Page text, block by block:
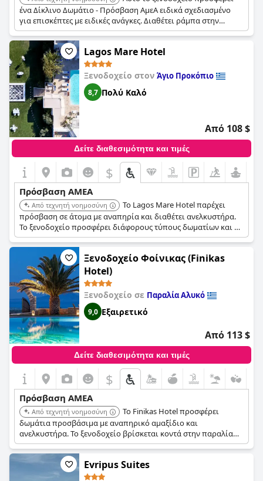
ένα Δίκλινο Δωμάτιο - Πρόσβαση ΑμεΑ ειδικά σχεδιασμένο
για επισκέπτες με ειδικές ανάγκες. Διαθέτει ράμπα στην
είσοδο και μπάνιο σχεδιασμένο για προσβασιμότητα. Το
δωμάτιο περιλαμβάνει ένα ευρύχωρο υπνοδωμάτιο και ένα
ιδιωτικό επιπλωμένο μπαλκόνι.
Lagos Mare Hotel
Ξενοδοχείο στον Άγιο Προκόπιο
8,7 Πολύ Καλό
Από 108 $
Δείτε διαθεσιμότητα και τιμές
$
Πρόσβαση ΑΜΕΑ
Από τεχνητή νοημοσύνη
Το Lagos Mare Hotel παρέχει
πρόσβαση σε άτομα με αναπηρία και διαθέτει ανελκυστήρα.
Το ξενοδοχείο προσφέρει διάφορους τύπους δωματίων και οι
εγκαταστάσεις περιλαμβάνουν κέντρο ευεξίας, γυμναστήριο,
πισίνα και εστιατόριο.
Ξενοδοχείο Φοίνικας (Finikas
Hotel)
Ξενοδοχείο σε Παραλία Αλυκό
9,0 Εξαιρετικό
Από 113 $
Δείτε διαθεσιμότητα και τιμές
$
Πρόσβαση ΑΜΕΑ
Από τεχνητή νοημοσύνη
Το Finikas Hotel προσφέρει
δωμάτια προσβάσιμα με αναπηρικό αμαξίδιο και
ανελκυστήρα. Το ξενοδοχείο βρίσκεται κοντά στην παραλία
και παρέχει ανέσεις όπως εξωτερική πισίνα, παιδική πισίνα
και σπα.
Evripus Suites